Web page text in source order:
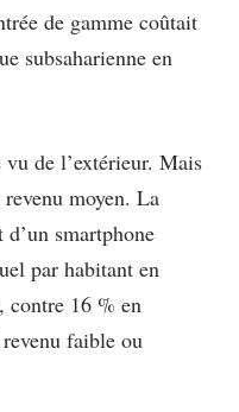
de gamme coûtait
subsaharienne en
de l’extérieur. Mais
moyen. La
smartphone
par habitant en
contre 16 % en
revenu faible ou